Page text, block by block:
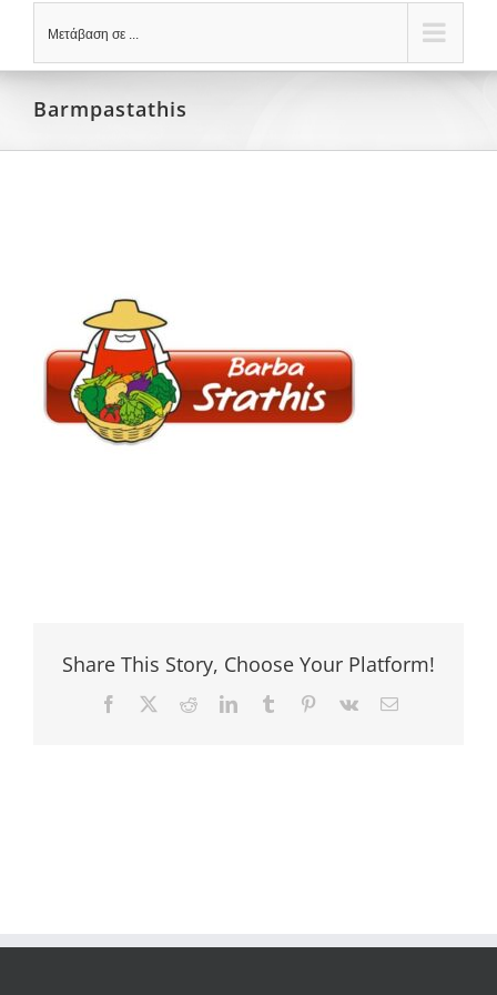
Μετάβαση σε ...
Barmpastathis
Share This Story, Choose Your Platform!
Facebook RedditLinkedInTumblr Pinterest
Vk Email